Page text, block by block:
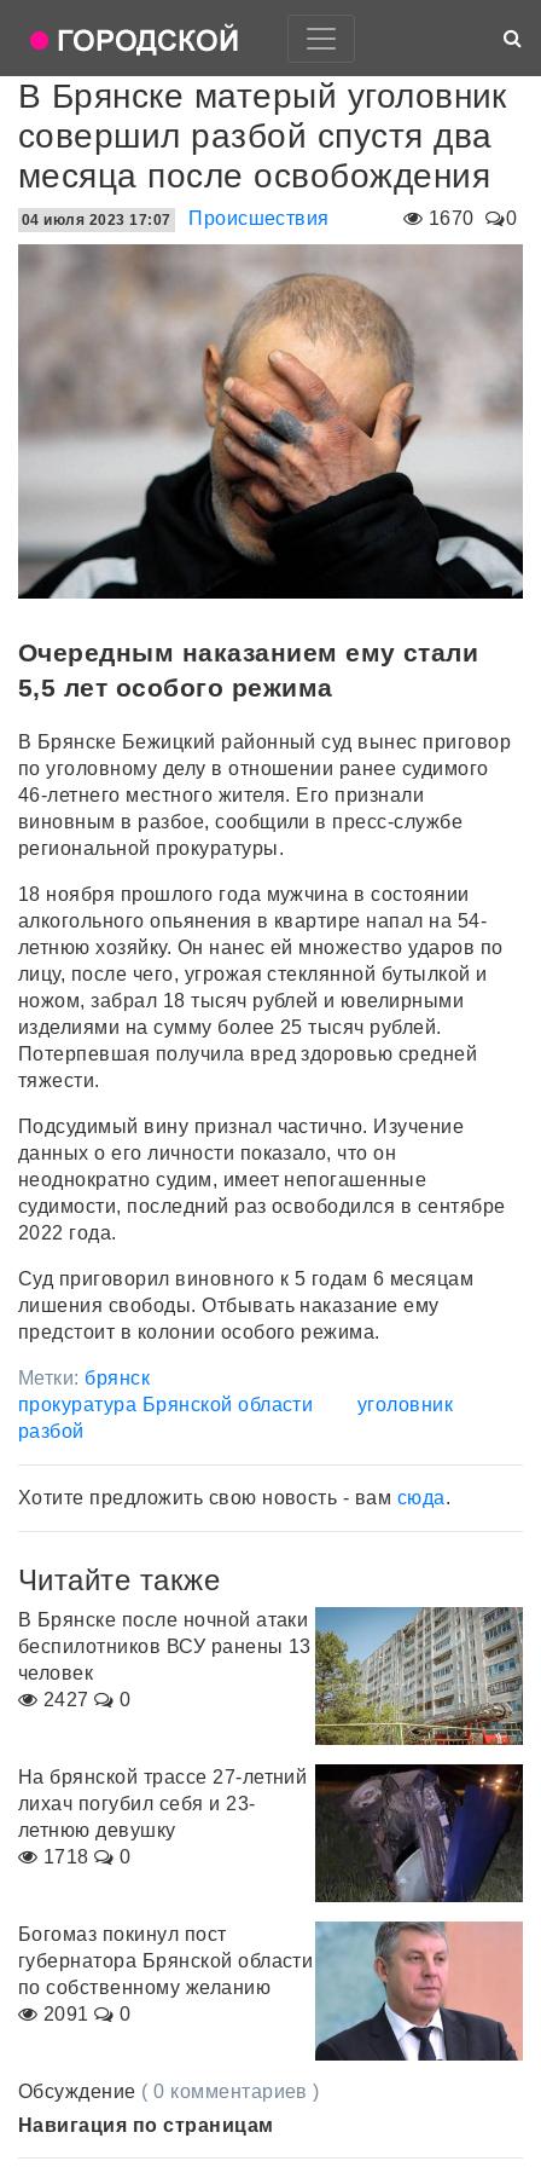
В Брянске матерый уголовник
совершил разбой спустя два
месяца после освобождения
1670 0
04 июля 2023 17:07 Происшествия
Очередным наказанием ему стали
5,5 лет особого режима
В Брянске Бежицкий районный суд вынес приговор
по уголовному делу в отношении ранее судимого
46-летнего местного жителя. Его признали
виновным в разбое, сообщили в пресс-службе
региональной прокуратуры.
18 ноября прошлого года мужчина в состоянии
алкогольного опьянения в квартире напал на 54-
летнюю хозяйку. Он нанес ей множество ударов по
лицу, после чего, угрожая стеклянной бутылкой и
ножом, забрал 18 тысяч рублей и ювелирными
изделиями на сумму более 25 тысяч рублей.
Потерпевшая получила вред здоровью средней
тяжести.
Подсудимый вину признал частично. Изучение
данных о его личности показало, что он
неоднократно судим, имеет непогашенные
судимости, последний раз освободился в сентябре
2022 года.
Суд приговорил виновного к 5 годам 6 месяцам
лишения свободы. Отбывать наказание ему
предстоит в колонии особого режима.
Метки: брянск
прокуратура Брянской области
уголовник
разбой
Хотите предложить свою новость - вам сюда.
Читайте также
В Брянске после ночной атаки
беспилотников ВСУ ранены 13
человек
2427
0
На брянской трассе 27-летний
лихач погубил себя и 23-
летнюю девушку
1718
0
Богомаз покинул пост
губернатора Брянской области
по собственному желанию
2091
0
Обсуждение ( 0 комментариев )
Навигация по страницам